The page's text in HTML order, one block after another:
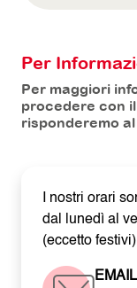
Per
Per maggiori
procedere con
risponderemo
I nostri orari
dal lunedì al
(eccetto
EMAIL